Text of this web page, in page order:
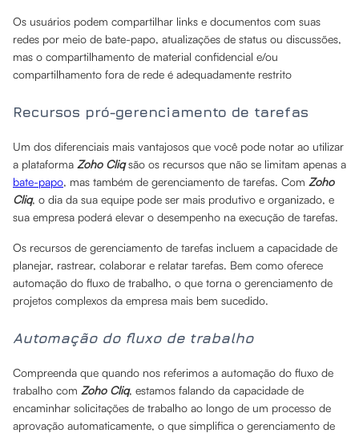
Os usuários podem compartilhar links e documentos com suas
redes por meio de bate-papo, atualizações de status ou discussões,
mas o compartilhamento de material confidencial e/ou
compartilhamento fora de rede é adequadamente restrito
Recursos pró-gerenciamento de tarefas
Um dos diferenciais mais vantajosos que você pode notar ao utilizar
a plataforma Zoho Cliqsão os recursos que não se limitam apenas a
bate-papo, mas também de gerenciamento de tarefas. Com Zoho
Cliq, o dia da sua equipe pode ser mais produtivo e organizado, e
sua empresa poderá elevar o desempenho na execução de tarefas.
Os recursos de gerenciamento de tarefas incluem a capacidade de
planejar, rastrear, colaborar e relatar tarefas. Bem como oferece
automação do fluxo de trabalho, o que torna o gerenciamento de
projetos complexos da empresa mais bem sucedido.
Automação do fluxo de trabalho
Compreenda que quando nos referimos a automação do fluxo de
trabalho com Zoho Cliq, estamos falando da capacidade de
encaminhar solicitações de trabalho ao longo de um processo de
aprovação automaticamente, o que simplifica o gerenciamento de